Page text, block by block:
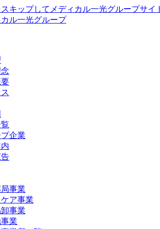
キップしてメディカル一光グループサイ
企業
事業
ア事業
事業
業